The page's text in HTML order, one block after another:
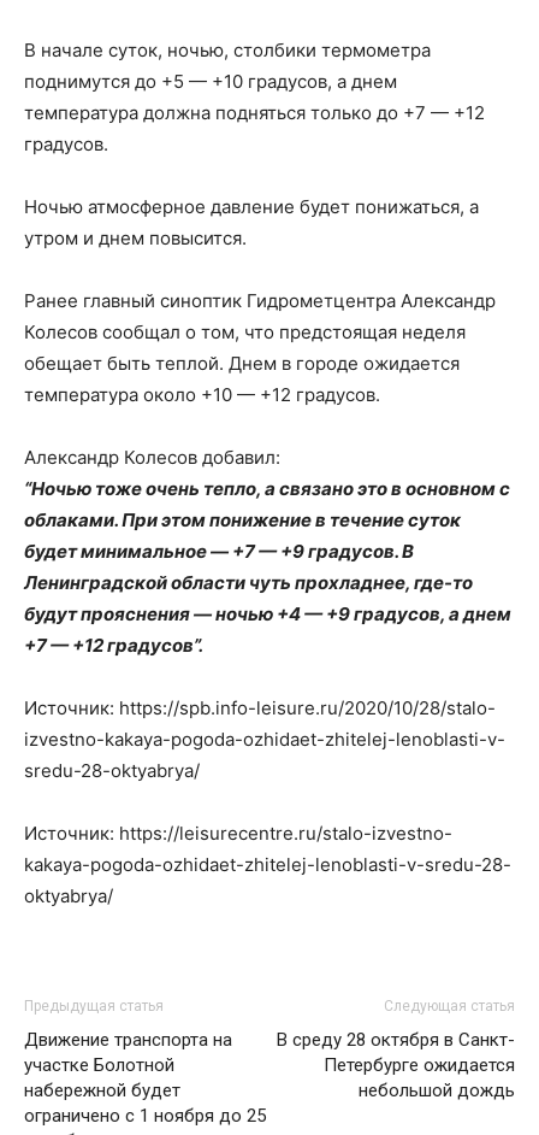
В начале суток, ночью, столбики термометра
поднимутся до +5 — +10 градусов, а днем ​​
температура должна подняться только до +7 — +12
градусов.
Ночью атмосферное давление будет понижаться, а
утром и днем ​​повысится.
Ранее главный синоптик Гидрометцентра Александр
Колесов сообщал о том, что предстоящая неделя
обещает быть теплой. Днем ​​в городе ожидается
температура около +10 — +12 градусов.
Александр Колесов добавил:
“Ночью тоже очень тепло, а связано это в основном с
облаками. При этом понижение в течение суток
будет минимальное — +7 — +9 градусов. В
Ленинградской области чуть прохладнее, где-то
будут прояснения — ночью +4 — +9 градусов, а днем ​​
+7 — +12 градусов”.
Источник: https://spb.info-leisure.ru/2020/10/28/stalo-
izvestno-kakaya-pogoda-ozhidaet-zhitelej-lenoblasti-v-
sredu-28-oktyabrya/
Источник: https://leisurecentre.ru/stalo-izvestno-
kakaya-pogoda-ozhidaet-zhitelej-lenoblasti-v-sredu-28-
oktyabrya/
Предыдущая статья
Движение транспорта на
участке Болотной
набережной будет
ограничено с 1 ноября до 25
Следующая статья
В среду 28 октября в Санкт-
Петербурге ожидается
небольшой дождь